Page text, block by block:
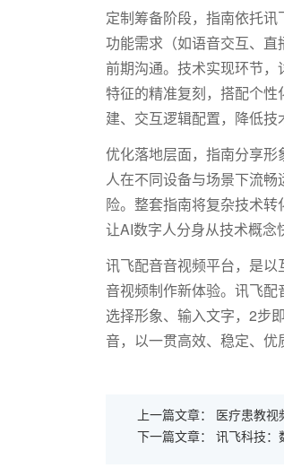
定制筹备阶段，指南依托讯
功能需求（如语音交互、
前期沟通。技术实现环节，
特征的精准复刻，搭配个
建、交互逻辑配置，降低技
优化落地层面，指南分享
人在不同设备与场景下流
险。整套指南将复杂技术
让AI数字人分身从技术概念
讯飞配音音视频平台，是
音视频制作新体验。讯飞配
选择形象、输入文字，2步
音，以一贯高效、稳定、优
上一篇文章： 医疗患教视
下一篇文章： 讯飞科技：